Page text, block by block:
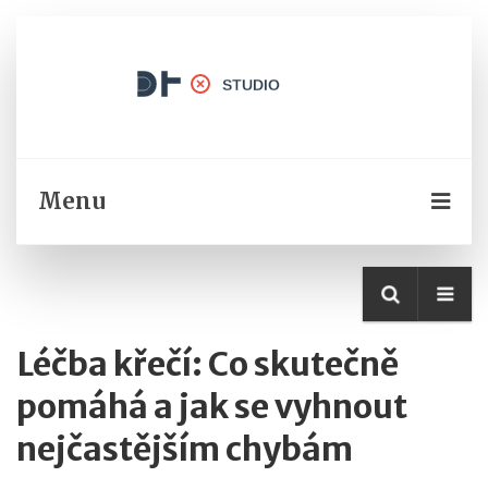
Menu
Léčba křečí: Co skutečně
pomáhá a jak se vyhnout
nejčastějším chybám